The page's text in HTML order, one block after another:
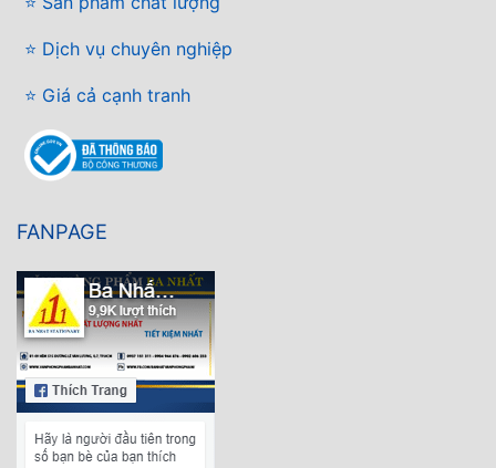
⭐ Dịch vụ chuyên nghiệp
⭐ Giá cả cạnh tranh
FANPAGE